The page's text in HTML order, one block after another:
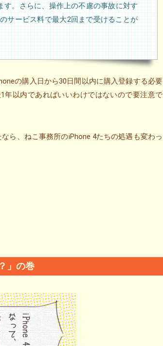
す。さらに、操作上の不慮の事故に対す
サービス料で最大2回まで受けることが
の購入日から30日間以内に購入登録する必要
年以内であればいいわけではないので要注意で
ら、ねこ事務所のiPhone 4たちの処遇も変わっ
」の巻